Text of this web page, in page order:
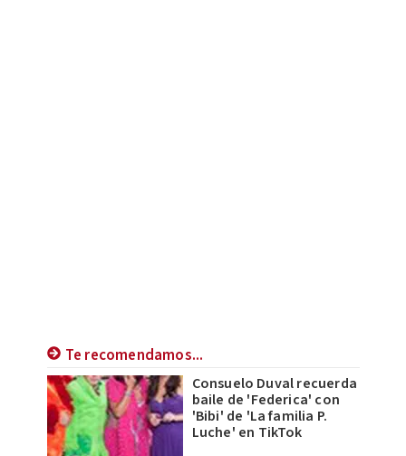
Te recomendamos...
Consuelo Duval recuerda
baile de 'Federica' con
'Bibi' de 'La familia P.
Luche' en TikTok